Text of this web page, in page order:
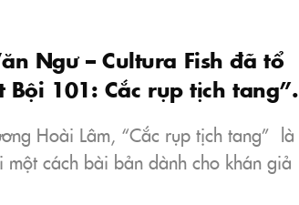
Ngư – Cultura Fish đã tổ
101: Cắc rụp tịch tang”.
Hoài Lâm, “Cắc rụp tịch tang” là
một cách bài bản dành cho khán giả